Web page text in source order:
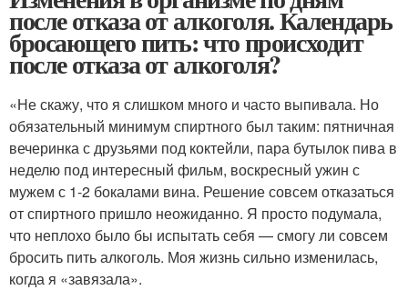
после отказа от алкоголя. Календарь
бросающего пить: что происходит
после отказа от алкоголя?
«Не скажу, что я слишком много и часто выпивала. Но
обязательный минимум спиртного был таким: пятничная
вечеринка с друзьями под коктейли, пара бутылок пива в
неделю под интересный фильм, воскресный ужин с
мужем с 1-2 бокалами вина. Решение совсем отказаться
от спиртного пришло неожиданно. Я просто подумала,
что неплохо было бы испытать себя — смогу ли совсем
бросить пить алкоголь. Моя жизнь сильно изменилась,
когда я «завязала».